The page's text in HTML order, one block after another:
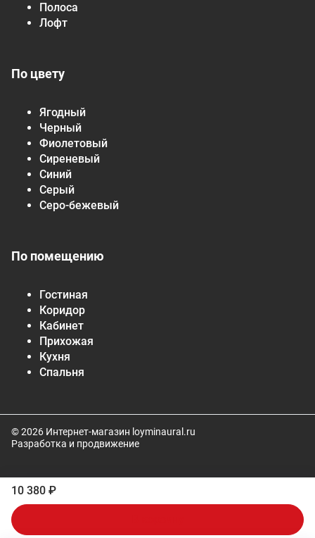
10 380 ₽
Полоса
Лофт
По цвету
Ягодный
Черный
Фиолетовый
Сиреневый
Синий
Серый
Серо-бежевый
По помещению
Гостиная
Коридор
Кабинет
Прихожая
Кухня
Спальня
© 2026 Интернет-магазин loyminaural.ru
Разработка и продвижение